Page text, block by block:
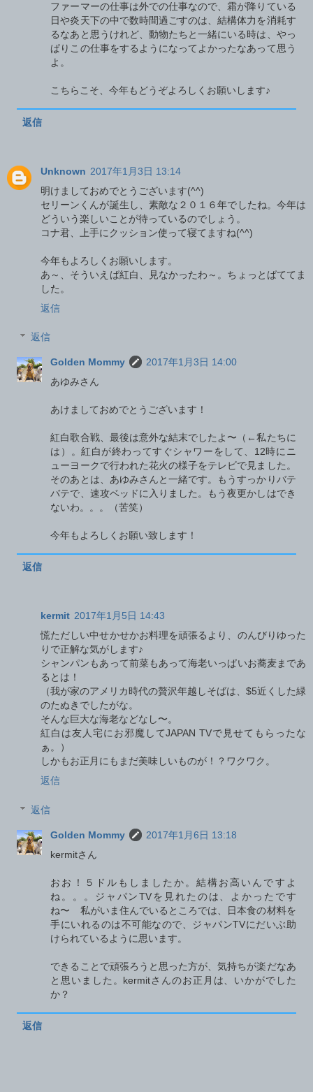
ファーマーの仕事は外での仕事なので、霜が降りている
日や炎天下の中で数時間過ごすのは、結構体力を消耗す
るなあと思うけれど、動物たちと一緒にいる時は、やっ
ぱりこの仕事をするようになってよかったなあって思う
よ。
こちらこそ、今年もどうぞよろしくお願いします♪
返信
Unknown 2017年1月3日 13:14
明けましておめでとうございます(^^)
セリーンくんが誕生し、素敵な２０１６年でしたね。今年は
どういう楽しいことが待っているのでしょう。
コナ君、上手にクッション使って寝てますね(^^)
今年もよろしくお願いします。
あ～、そういえば紅白、見なかったわ～。ちょっとばててま
した。
返信
返信
Golden Mommy
2017年1月3日 14:00
あゆみさん
あけましておめでとうございます！
紅白歌合戦、最後は意外な結末でしたよ〜（←私たちに
は）。紅白が終わってすぐシャワーをして、12時にニ
ューヨークで行われた花火の様子をテレビで見ました。
そのあとは、あゆみさんと一緒です。もうすっかりバテ
バテで、速攻ベッドに入りました。もう夜更かしはでき
ないわ。。。（苦笑）
今年もよろしくお願い致します！
返信
kermit 2017年1月5日 14:43
慌ただしい中せかせかお料理を頑張るより、のんびりゆった
りで正解な気がします♪
シャンパンもあって前菜もあって海老いっぱいお蕎麦まであ
るとは！
（我が家のアメリカ時代の贅沢年越しそばは、$5近くした緑
のたぬきでしたがな。
そんな巨大な海老などなし〜。
紅白は友人宅にお邪魔してJAPAN TVで見せてもらったな
ぁ。）
しかもお正月にもまだ美味しいものが！？ワクワク。
返信
返信
Golden Mommy
2017年1月6日 13:18
kermitさん
おお！５ドルもしましたか。結構お高いんですよ
ね。。。ジャパンTVを見れたのは、よかったです
ね〜 私がいま住んでいるところでは、日本食の材料を
手にいれるのは不可能なので、ジャパンTVにだいぶ助
けられているように思います。
できることで頑張ろうと思った方が、気持ちが楽だなあ
と思いました。kermitさんのお正月は、いかがでした
か？
返信